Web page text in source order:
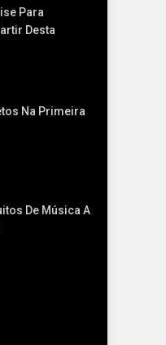
Para
Desta
Na Primeira
De Música A